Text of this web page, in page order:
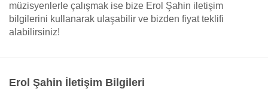
müzisyenlerle çalışmak ise bize Erol Şahin iletişim
bilgilerini kullanarak ulaşabilir ve bizden fiyat teklifi
alabilirsiniz!
Erol Şahin İletişim Bilgileri